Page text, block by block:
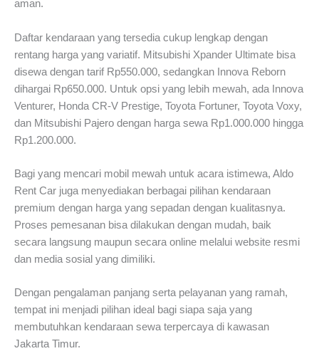
aman.
Daftar kendaraan yang tersedia cukup lengkap dengan
rentang harga yang variatif. Mitsubishi Xpander Ultimate bisa
disewa dengan tarif Rp550.000, sedangkan Innova Reborn
dihargai Rp650.000. Untuk opsi yang lebih mewah, ada Innova
Venturer, Honda CR-V Prestige, Toyota Fortuner, Toyota Voxy,
dan Mitsubishi Pajero dengan harga sewa Rp1.000.000 hingga
Rp1.200.000.
Bagi yang mencari mobil mewah untuk acara istimewa, Aldo
Rent Car juga menyediakan berbagai pilihan kendaraan
premium dengan harga yang sepadan dengan kualitasnya.
Proses pemesanan bisa dilakukan dengan mudah, baik
secara langsung maupun secara online melalui website resmi
dan media sosial yang dimiliki.
Dengan pengalaman panjang serta pelayanan yang ramah,
tempat ini menjadi pilihan ideal bagi siapa saja yang
membutuhkan kendaraan sewa terpercaya di kawasan
Jakarta Timur.